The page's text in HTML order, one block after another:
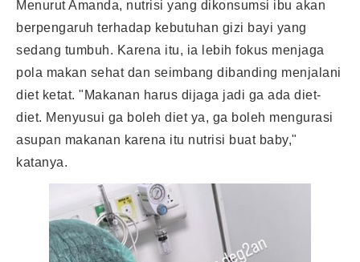
Menurut Amanda, nutrisi yang dikonsumsi ibu akan
berpengaruh terhadap kebutuhan gizi bayi yang
sedang tumbuh. Karena itu, ia lebih fokus menjaga
pola makan sehat dan seimbang dibanding menjalani
diet ketat. "Makanan harus dijaga jadi ga ada diet-
diet. Menyusui ga boleh diet ya, ga boleh mengurasi
asupan makanan karena itu nutrisi buat baby,"
katanya.